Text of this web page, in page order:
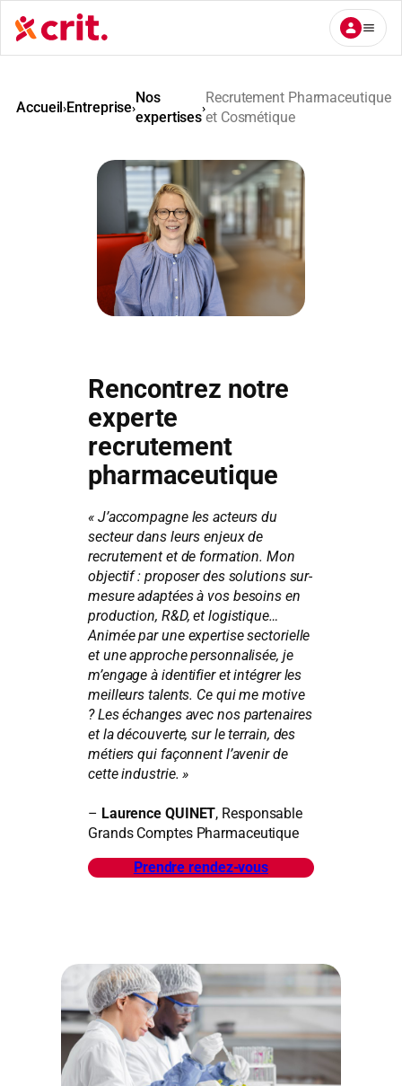
Aller
au
contenu
Accueil›Entreprise›
Nos
expertises
›
Recrutement Pharmaceutique
et Cosmétique
Rencontrez notre
experte
recrutement
pharmaceutique
« J’accompagne les acteurs du
secteur dans leurs enjeux de
recrutement et de formation. Mon
objectif : proposer des solutions sur-
mesure adaptées à vos besoins en
production, R&D, et logistique…
Animée par une expertise sectorielle
et une approche personnalisée, je
m’engage à identifier et intégrer les
meilleurs talents. Ce qui me motive
? Les échanges avec nos partenaires
et la découverte, sur le terrain, des
métiers qui façonnent l’avenir de
cette industrie. »
– Laurence QUINET, Responsable
Grands Comptes Pharmaceutique
Prendre rendez-vous